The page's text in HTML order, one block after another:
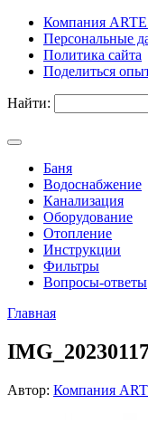
Компания
Персональные
Политика сайта
Поделиться
Найти:
Баня
Водоснабжение
Канализация
Оборудование
Отопление
Инструкции
Фильтры
Вопросы-ответы
Главная
Автор: Компания